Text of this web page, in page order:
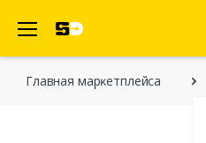
Главная марĸетплейса